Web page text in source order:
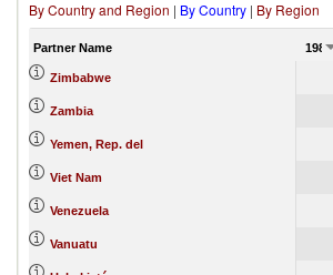
By Country and Region | By Country | By Region
Partner Name 1988
Zimbabwe
Zambia
Yemen, Rep. del
Viet Nam
Venezuela
Vanuatu